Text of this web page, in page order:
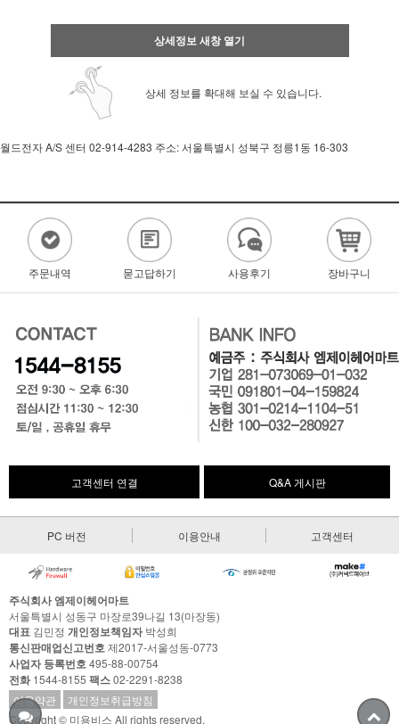
상세정보 새창 열기
상세 정보를 확대해 보실 수 있습니다.
월드전자 A/S 센터 02-914-4283 주소: 서울특별시 성북구 정릉1동 16-303
주문내역 묻고답하기 사용후기 장바구니
고객센터 연결 Q&A 게시판
PC 버전 이용안내 고객센터
주식회사 엠제이헤어마트
서울특별시 성동구 마장로39나길 13(마장동)
대표 김민정 개인정보책임자박성희
통신판매업신고번호제2017-서울성동-0773
사업자 등록번호495-88-00754
전화1544-8155 팩스02-2291-8238
이용약관
개인정보취급방침
Copyright © 미용비스 All rights reserved.